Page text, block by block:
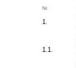
Nr.
1.
1.1.